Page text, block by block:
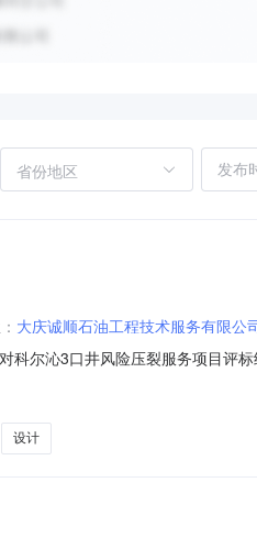
省份地区
大庆诚顺石油工程技术服务有限公
尔沁3口井风险压裂服务项目评
作量3口井，按合同约定风险条款
设计